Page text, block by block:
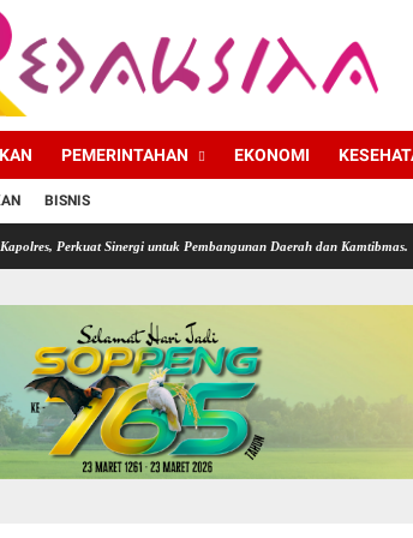
PEMERINTAHAN EKONOMI
BISNIS
untuk Pembangunan Daerah dan Kamtibmas. Diskominfo